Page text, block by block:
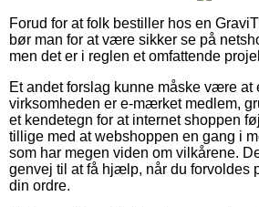
Forud for at folk bestiller hos en
bør man for at være sikker se på
men det er i reglen et omfattende
Et andet forslag kunne måske være at
virksomheden er e-mærket medlem,
et kendetegn for at internet shoppen
tillige med at webshoppen en gang i
som har megen viden om vilkårene.
genvej til at få hjælp, når du forvoldes
din ordre.